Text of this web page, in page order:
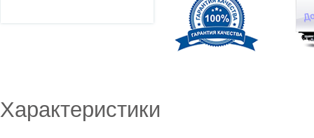
Характеристики